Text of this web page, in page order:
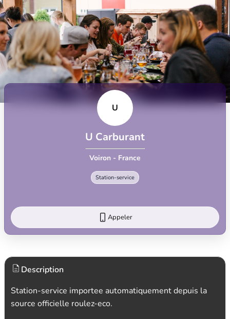
U
U Carburant
Voiron - France
Station-service
Appeler
Description
Station-service importee automatiquement depuis la
source officielle roulez-eco.